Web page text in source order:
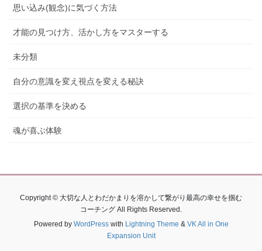
思い込み(観念)に気づく方法
才能の見つけ方、活かし方をマスターする
未分類
自分の意識を変え視点を変える秘訣
選択の基準を決める
魂が喜ぶ体験
Copyright © 大切な人とわだかまりを溶かして繋がり最高の幸せを掴む
コーチング All Rights Reserved.
Powered by WordPresswith Lightning Theme & VK All in One
Expansion Unit